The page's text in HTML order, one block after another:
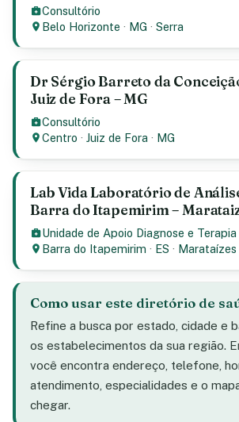
Consultório
Belo Horizonte · MG ·Serra
Dr Sérgio Barreto da
Juiz de Fora – MG
Consultório
Centro ·Juiz de Fora · MG
Lab Vida Laboratório de
Barra do Itapemirim –
Unidade de Apoio Diagnose e Terapia
Barra do Itapemirim · ES · Marataízes
Como usar este diretório de
Refine a busca por estado, cidade e
os estabelecimentos da sua região.
você encontra endereço, telefone,
atendimento, especialidades e o
chegar.